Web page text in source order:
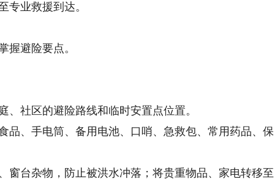
专业救援到达。
避险要点。
社区的避险路线和临时安置点位置。
、手电筒、备用电池、口哨、急救包、常用药品、保
台杂物，防止被洪水冲落；将贵重物品、家电转移至